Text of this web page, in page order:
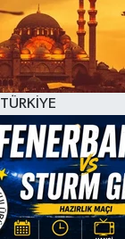
TÜRKİYE